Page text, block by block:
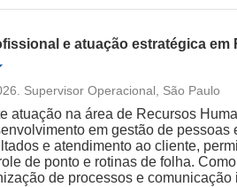
e atuação estratégica em
promoção Conciliação
Benefícios
Supervisor Operacional, São Paulo
atuação na área de Recursos
em gestão de pessoas
e atendimento ao cliente,
de ponto e rotinas de folha.
de processos e comunicação